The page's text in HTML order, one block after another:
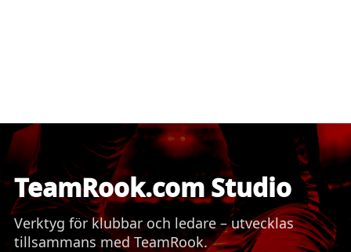
TeamRook.com Studio
Verktyg för klubbar och ledare – utvecklas
tillsammans med TeamRook.